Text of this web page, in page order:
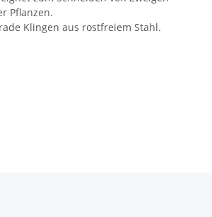
Pflanzen.
Klingen aus rostfreiem Stahl.